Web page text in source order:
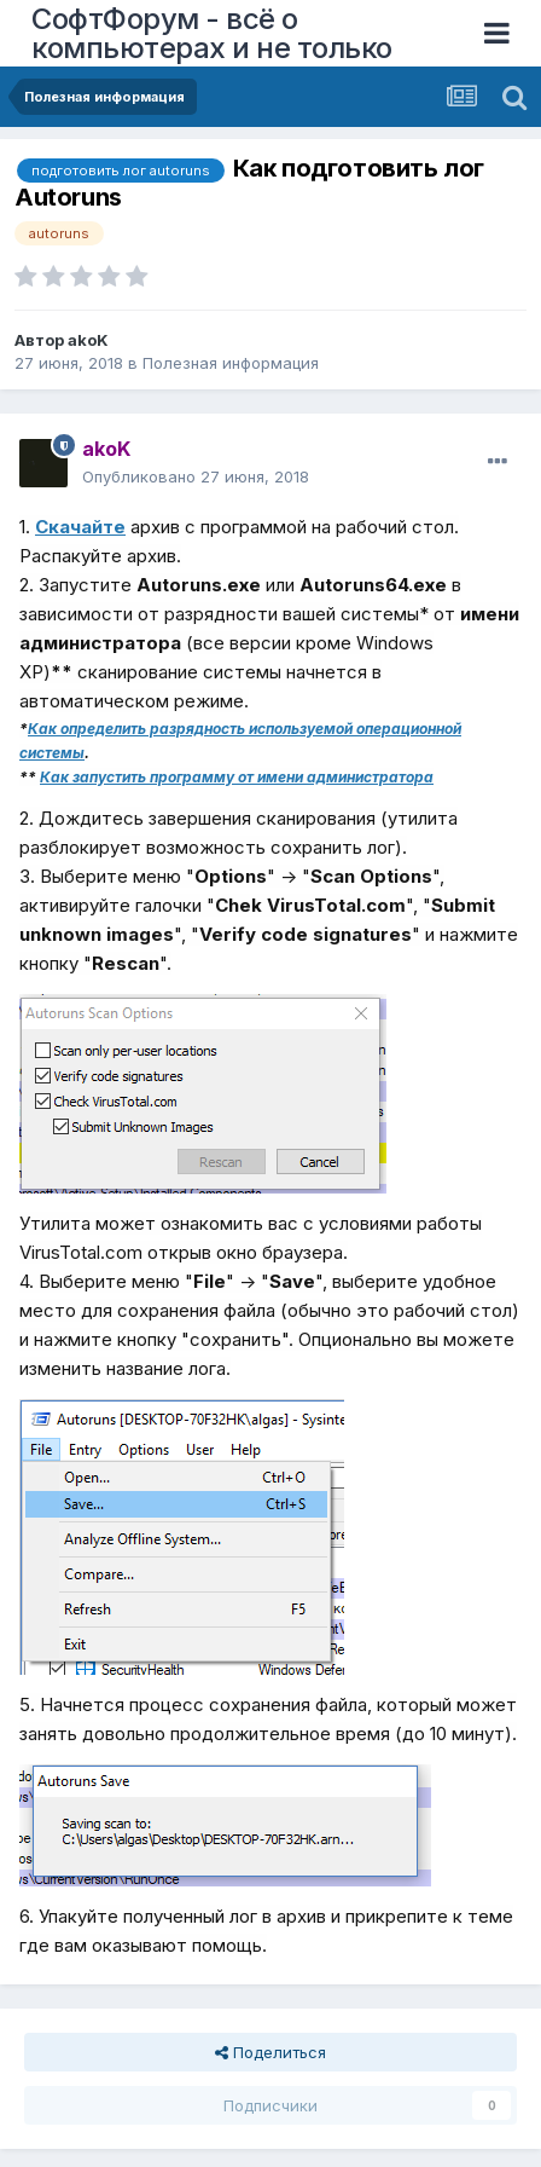
СофтФорум - всё о
компьютерах и не только
Полезная информация
подготовить лог autoruns
Как подготовить лог
Autoruns
autoruns
АвторakoK
27 июня, 2018 в Полезная информация
akoK
Опубликовано 27 июня, 2018
1. Скачайте архив с программой на рабочий стол.
Распакуйте архив.
2. Запустите Autoruns.exe или Autoruns64.exe в
зависимости от разрядности вашей системы* от имени
администратора (все версии кроме Windows
XP)** сканирование системы начнется в
автоматическом режиме.
*Как определить разрядность используемой операционной
системы.
** Как запустить программу от имени администратора
2. Дождитесь завершения сканирования (утилита
разблокирует возможность сохранить лог).
3. Выберите меню "Options" -> "Scan Options",
активируйте галочки "Chek VirusTotal.com", "Submit
unknown images", "Verify code signatures" и нажмите
кнопку "Rescan".
Утилита может ознакомить вас с условиями работы
VirusTotal.com открыв окно браузера.
4. Выберите меню "File" -> "Save", выберите удобное
место для сохранения файла (обычно это рабочий стол)
и нажмите кнопку "сохранить". Опционально вы можете
изменить название лога.
5. Начнется процесс сохранения файла, который может
занять довольно продолжительное время (до 10 минут).
6. Упакуйте полученный лог в архив и прикрепите к теме
где вам оказывают помощь.
Поделиться
Подписчики 0